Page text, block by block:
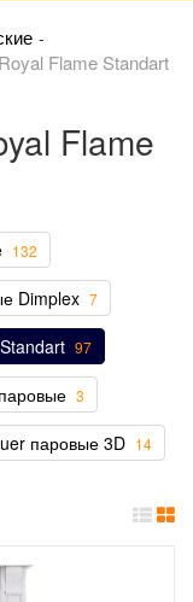
Flame Standart
Flame
132
Dimplex 7
97
3
паровые 3D 14